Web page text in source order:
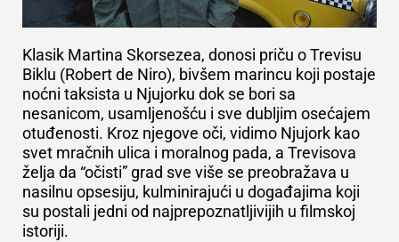
K lasik Martina Skorsezea, donosi priču o Trevisu
Biklu (Robert de Niro), bivšem marincu koji postaje
noćni taksista u Njujorku dok se bori sa
nesanicom, usamljenošću i sve dubljim osećajem
otuđenosti. Kroz njegove oči, vidimo Njujork kao
svet mračnih ulica i moralnog pada, a Trevisova
želja da “očisti” grad sve više se preobražava u
nasilnu opsesiju, kulminirajući u događajima koji
su postali jedni od najprepoznatljivijih u filmskoj
istoriji.